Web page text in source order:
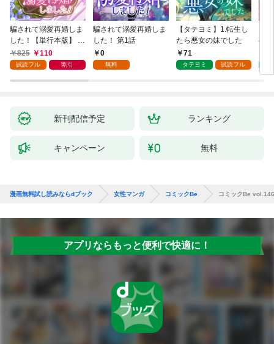
騙されて溺愛再婚しま
した！【単行本版】 1
巻825 110
試読フル 割引
騙されて溺愛再婚しま
した！ 第1話
0
無料
【タテヨミ】1.転生し
たら悪女の妹でした
71
タテヨミ 試読フル
の
新刊配信予定 ランキング
キャンペーン 無料
漫画無料試し読みならdブック 女性マンガ コミックBe コミックBe vol.146
アプリならもっと便利で快適に！